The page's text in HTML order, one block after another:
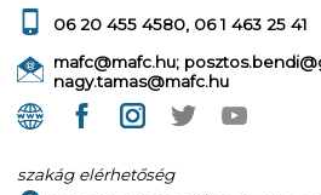
06 20 455 4580, 06 1 463 25 41
mafc@mafc.hu;
nagy.tamas@mafc.hu
szakág elérhetőség